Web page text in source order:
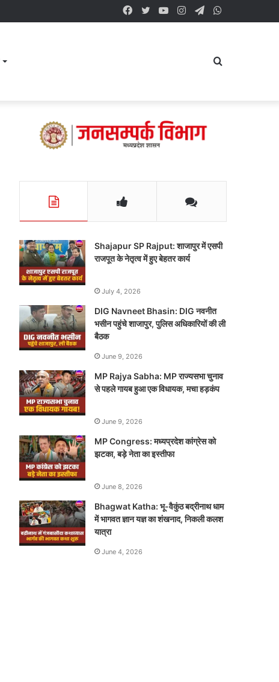
Telegram
Instagram
YouTube
Twitter
Facebook
Search
Shajapur SP Rajput: शाजापुर में एसपी
राजपूत के नेतृत्व में हुए बेहतर कार्य
July 4, 2026
DIG Navneet Bhasin: DIG नवनीत
भसीन पहुंचे शाजापुर, पुलिस अधिकारियों की ली
बैठक
June 9, 2026
MP Rajya Sabha: MP राज्यसभा चुनाव
से पहले गायब हुआ एक विधायक, मचा हड़कंप
June 9, 2026
MP Congress: मध्यप्रदेश कांग्रेस को
झटका, बड़े नेता का इस्तीफा
June 8, 2026
Bhagwat Katha: भू-वैकुंठ बद्रीनाथ धाम
में भागवत ज्ञान यज्ञ का शंखनाद, निकली कलश
यात्रा
June 4, 2026